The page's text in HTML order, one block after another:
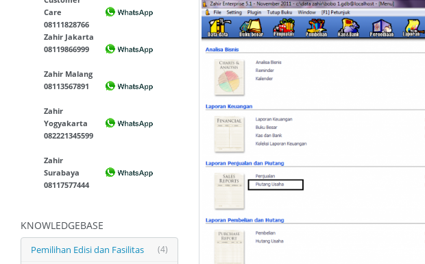
Care
08111828766
Zahir Jakarta
08119866999
Zahir Malang
08113567891
Zahir
Yogyakarta
082221345599
Zahir
Surabaya
08117577444
KNOWLEDGEBASE
(4)
Pemilihan Edisi dan Fasilitas